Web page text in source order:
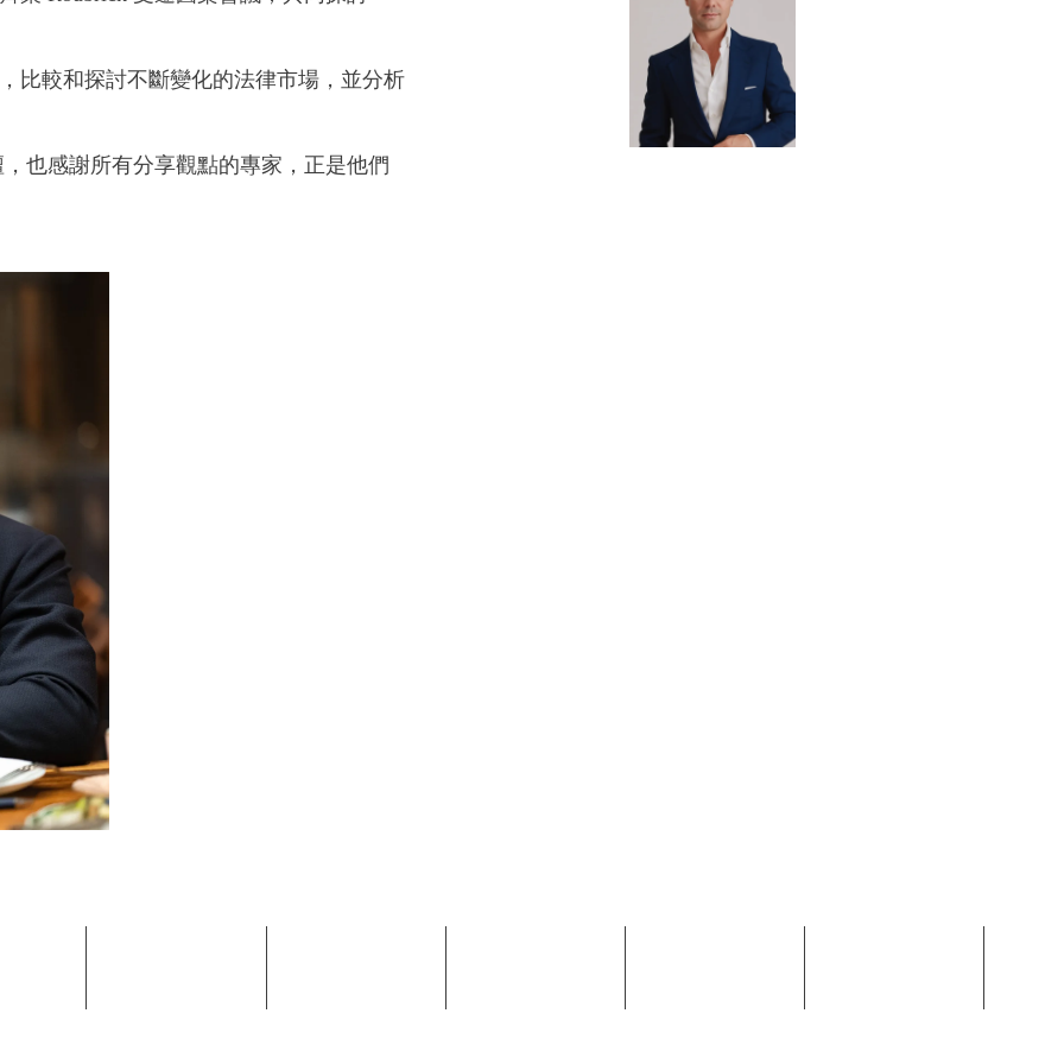
比較和探討不斷變化的法律市場，並分析
也感謝所有分享觀點的專家，正是他們